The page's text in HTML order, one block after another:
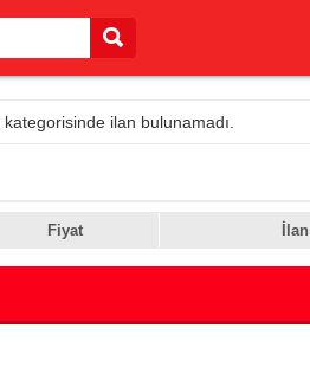
kategorisinde ilan bulunamadı.
Fiyat